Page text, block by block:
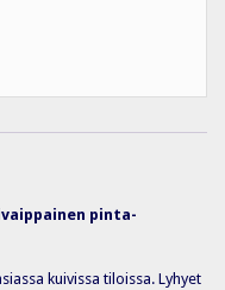
pinta-
kuivissa tiloissa. Lyhyet